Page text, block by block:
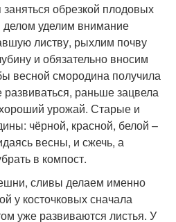
обрезкой плодовых
делом уделим внимание
листву, рыхлим почву
и обязательно вносим
весной смородина получила
раньше зацвела
урожай. Старые и
чёрной, красной, белой –
весны, и сжечь, а
в компост.
сливы делаем именно
у косточковых сначала
уже развиваются листья. У